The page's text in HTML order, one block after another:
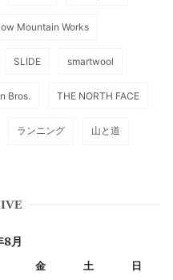
Mountain Works
SLIDE smartwool
Bros. THE NORTH FACE
ランニング 山と道
8月
金 土 日